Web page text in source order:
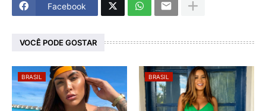
Facebook
VOCÊ PODE GOSTAR
BRASIL BRASIL